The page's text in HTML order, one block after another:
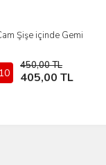
Şişe içinde Gemi
450,00 TL
405,00 TL
İncele
Sepete Ekle